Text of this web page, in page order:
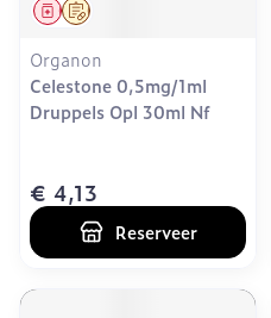
Op voorschrift
Geneesmiddel
Organon
Celestone 0,5mg/1ml
Druppels Opl 30ml Nf
€ 4,13
Reserveer